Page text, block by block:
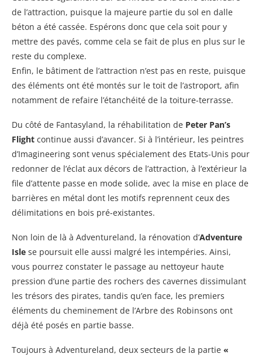
de l’attraction, puisque la majeure partie du sol en dalle
béton a été cassée. Espérons donc que cela soit pour y
mettre des pavés, comme cela se fait de plus en plus sur le
reste du complexe.
Enfin, le bâtiment de l’attraction n’est pas en reste, puisque
des éléments ont été montés sur le toit de l’astroport, afin
notamment de refaire l’étanchéité de la toiture-terrasse.
Du côté de Fantasyland, la réhabilitation de Peter Pan’s
Flight continue aussi d’avancer. Si à l’intérieur, les peintres
d’Imagineering sont venus spécialement des Etats-Unis pour
redonner de l’éclat aux décors de l’attraction, à l’extérieur la
file d’attente passe en mode solide, avec la mise en place de
barrières en métal dont les motifs reprennent ceux des
délimitations en bois pré-existantes.
Non loin de là à Adventureland, la rénovation d’Adventure
Isle se poursuit elle aussi malgré les intempéries. Ainsi,
vous pourrez constater le passage au nettoyeur haute
pression d’une partie des rochers des cavernes dissimulant
les trésors des pirates, tandis qu’en face, les premiers
éléments du cheminement de l’Arbre des Robinsons ont
déjà été posés en partie basse.
Toujours à Adventureland, deux secteurs de la partie «